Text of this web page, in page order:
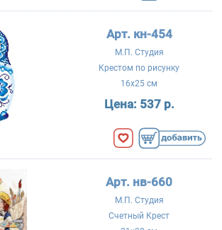
Арт. кн-454
М.П. Студия
Крестом по рисунку
16x25 см
Цена: 537 р.
Арт. нв-660
М.П. Студия
Счетный Крест